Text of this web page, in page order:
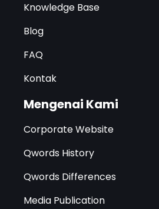
Knowledge Base
Blog
FAQ
Kontak
Mengenai Kami
Corporate Website
Qwords History
Qwords Differences
Media Publication